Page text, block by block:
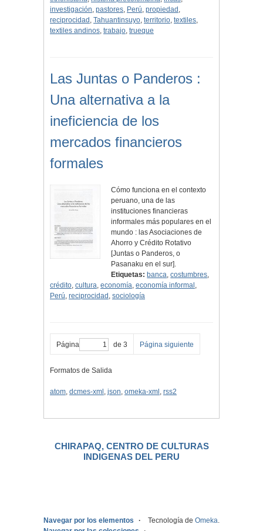
investigación, pastores, Perú, propiedad ,
reciprocidad , Tahuantinsuyo, territorio, textiles,
textiles andinos, trabajo, trueque
Las Juntas o Panderos :
Una alternativa a la
ineficiencia de los
mercados financieros
formales
Cómo funciona en el contexto
peruano, una de las
instituciones financieras
informales más populares en el
mundo : las Asociaciones de
Ahorro y Crédito Rotativo
[Juntas o Panderos, o
Pasanaku en el sur].
Etiquetas: banca,costumbres,
crédito, cultura, economía, economía informal ,
Perú, reciprocidad , sociología
Página de 3 Página siguiente
Formatos de Salida
atom, dcmes-xml , json, omeka-xml , rss2
CHIRAPAQ, CENTRO DE CULTURAS
INDIGENAS DEL PERU
Navegar por los elementos
Tecnología de Omeka.